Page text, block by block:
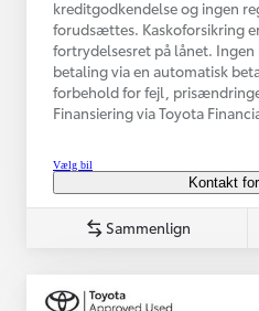
kreditgodkendelse og ingen
forudsættes. Kaskoforsikring
fortrydelsesret på lånet.
betaling via en automatisk
forbehold for fejl,
Finansiering via Toyota
Vælg bil
Kontakt
Sammenlign